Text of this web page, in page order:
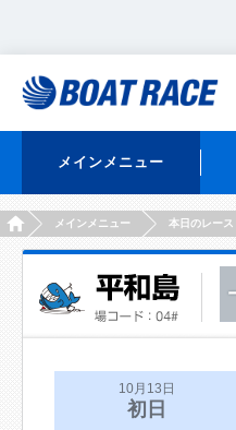
メインメニュー
HOMEメインメニュー 本日のレース
10月13日
初日